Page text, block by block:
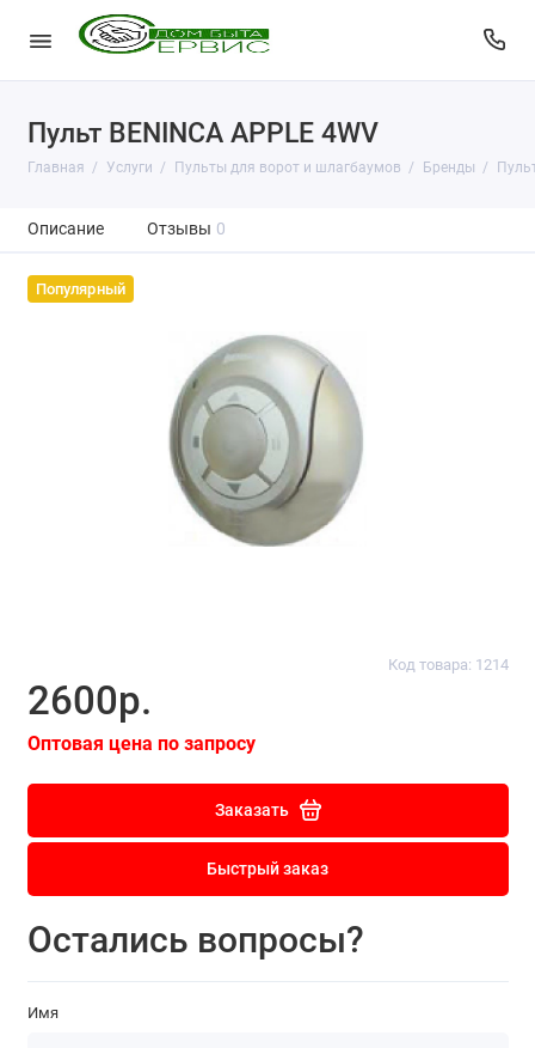
Пульт BENINCA APPLE 4WV
Главная Услуги Пульты для ворот и шлагбаумов Бренды
Описание Отзывы 0
Популярный
Код товара: 1214
2600р.
Оптовая цена по запросу
Заказать
Быстрый заказ
Остались вопросы?
Имя